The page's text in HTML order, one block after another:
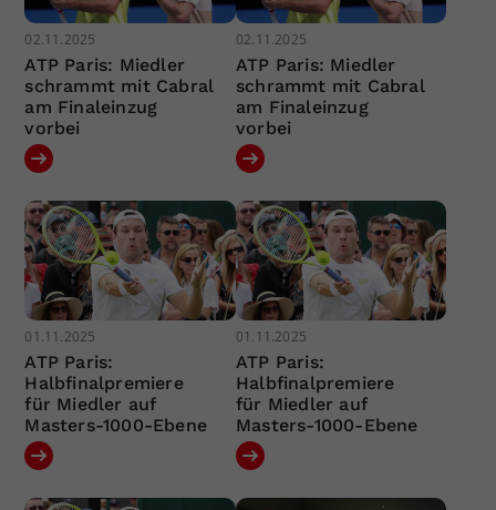
02.11.2025
ATP Paris: Miedler
schrammt mit Cabral
am Finaleinzug
vorbei
02.11.2025
ATP Paris: Miedler
schrammt mit Cabral
am Finaleinzug
vorbei
01.11.2025
ATP Paris:
Halbfinalpremiere
für Miedler auf
Masters-1000-Ebene
01.11.2025
ATP Paris:
Halbfinalpremiere
für Miedler auf
Masters-1000-Ebene